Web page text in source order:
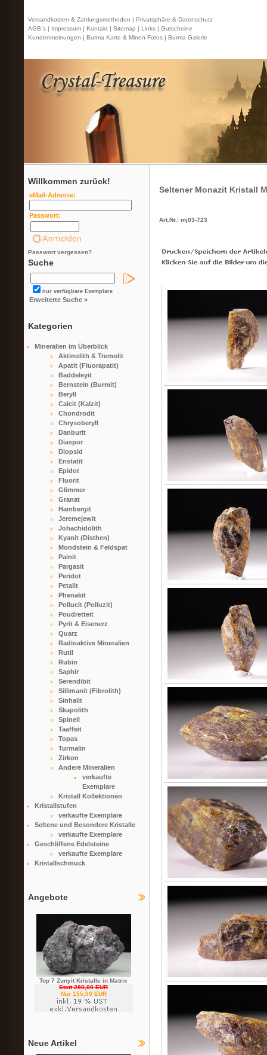
Versandkosten & Zahlungsmethoden | Privatsphäre & Datenschutz
AGB`s | Impressum | Kontakt | Sitemap | Links | Gutscheine
Kundenmeinungen | Burma Karte & Minen Fotos | Burma Galerie
Willkommen zurück!
eMail-Adresse:
Passwort:
Passwort vergessen?
Suche
nur verfügbare Exemplare
Erweiterte Suche »
Kategorien
Mineralien im Überblick
Aktinolith & Tremolit
Apatit (Fluorapatit)
Baddeleyit
Bernstein (Burmit)
Beryll
Calcit (Kalzit)
Chondrodit
Chrysoberyll
Danburit
Diaspor
Diopsid
Enstatit
Epidot
Fluorit
Glimmer
Granat
Hambergit
Jeremejewit
Johachidolith
Kyanit (Disthen)
Mondstein & Feldspat
Painit
Pargasit
Peridot
Petalit
Phenakit
Pollucit (Polluzit)
Poudretteit
Pyrit & Eisenerz
Quarz
Radioaktive Mineralien
Rutil
Rubin
Saphir
Serendibit
Sillimanit (Fibrolith)
Sinhalit
Skapolith
Spinell
Taaffeit
Topas
Turmalin
Zirkon
Andere Mineralien
verkaufte
Exemplare
Kristall Kollektionen
Kristallstufen
verkaufte Exemplare
Seltene und Besondere Kristalle
verkaufte Exemplare
Geschliffene Edelsteine
verkaufte Exemplare
Kristallschmuck
Angebote
Top 7 Zunyit Kristalle in Matrix
Statt 280,00 EUR
Nur 155,00 EUR
Neue Artikel
Seltener Monazit Kristall
Art.Nr.: mj03-723